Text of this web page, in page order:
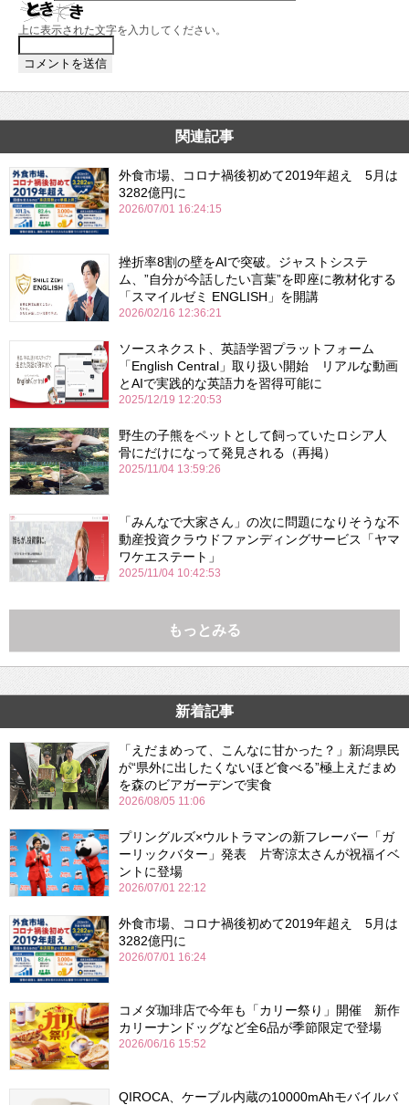
上に表示された文字を入力してください。
関連記事
外食市場、コロナ禍後初めて2019年超え 5月は
3282億円に
2026/07/01 16:24:15
挫折率8割の壁をAIで突破。ジャストシステ
ム、”自分が今話したい言葉”を即座に教材化する
「スマイルゼミ ENGLISH」を開講
2026/02/16 12:36:21
ソースネクスト、英語学習プラットフォーム
「English Central」取り扱い開始 リアルな動画
とAIで実践的な英語力を習得可能に
2025/12/19 12:20:53
野生の子熊をペットとして飼っていたロシア人
骨にだけになって発見される（再掲）
2025/11/04 13:59:26
「みんなで大家さん」の次に問題になりそうな不
動産投資クラウドファンディングサービス「ヤマ
ワケエステート」
2025/11/04 10:42:53
もっとみる
新着記事
「えだまめって、こんなに甘かった？」新潟県民
が“県外に出したくないほど食べる”極上えだまめ
を森のビアガーデンで実食
2026/08/05 11:06
プリングルズ×ウルトラマンの新フレーバー「ガ
ーリックバター」発表 片寄涼太さんが祝福イベ
ントに登場
2026/07/01 22:12
外食市場、コロナ禍後初めて2019年超え 5月は
3282億円に
2026/07/01 16:24
コメダ珈琲店で今年も「カリー祭り」開催 新作
カリーナンドッグなど全6品が季節限定で登場
2026/06/16 15:52
QIROCA、ケーブル内蔵の10000mAhモバイルバ